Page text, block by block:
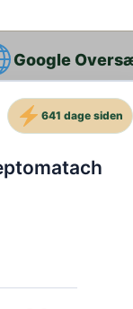
Google
641 dage siden